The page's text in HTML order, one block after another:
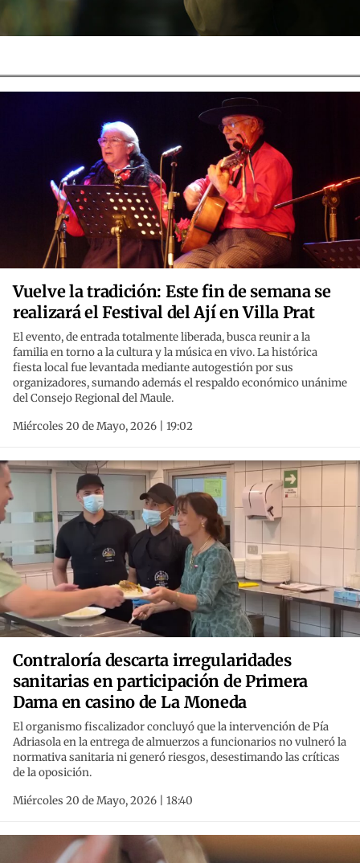
Vuelve la tradición: Este fin de semana se
realizará el Festival del Ají en Villa Prat
El evento, de entrada totalmente liberada, busca reunir a la
familia en torno a la cultura y la música en vivo. La histórica
fiesta local fue levantada mediante autogestión por sus
organizadores, sumando además el respaldo económico unánime
del Consejo Regional del Maule.
Miércoles 20 de Mayo, 2026 | 19:02
Contraloría descarta irregularidades
sanitarias en participación de Primera
Dama en casino de La Moneda
El organismo fiscalizador concluyó que la intervención de Pía
Adriasola en la entrega de almuerzos a funcionarios no vulneró la
normativa sanitaria ni generó riesgos, desestimando las críticas
de la oposición.
Miércoles 20 de Mayo, 2026 | 18:40